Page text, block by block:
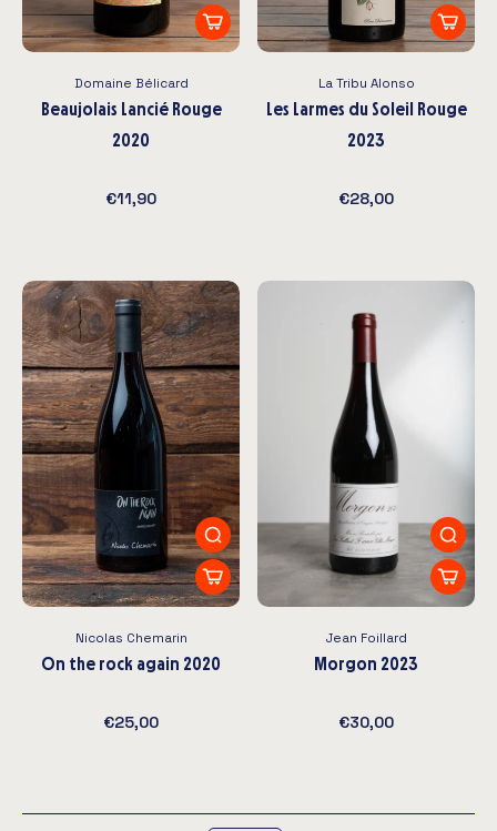
Domaine Bélicard
Beaujolais Lancié Rouge
2020
€11,90
La Tribu Alonso
Les Larmes du Soleil Rouge
2023
€28,00
Nicolas Chemarin
On the rock again 2020
€25,00
Jean Foillard
Morgon 2023
€30,00